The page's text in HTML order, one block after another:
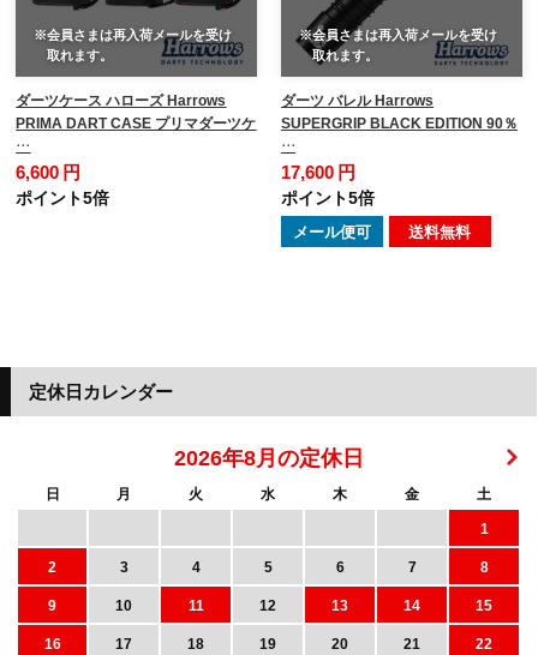
※会員さまは再入荷メールを受け
取れます。
ダーツケース ハローズ Harrows
PRIMA DART CASE プリマダーツケ
…
6,600 円
ポイント5倍
※会員さまは再入荷メールを受け
取れます。
ダーツ バレル Harrows
SUPERGRIP BLACK EDITION 90％
…
17,600 円
ポイント5倍
メール便可 送料無料
定休日カレンダー
2026年8月の定休日
日 月 火 水 木 金
土
1
2
3 4 5 6 7
8
9
10 11 12 13 14
15
16
17 18 19 20 21
22